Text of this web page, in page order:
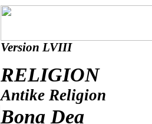
Version LVIII
RELIGION
Antike Religion
Bona Dea